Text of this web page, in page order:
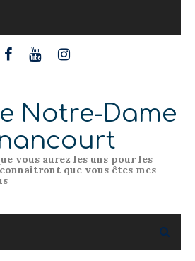
Notre-Dame
vous aurez les uns pour les
que vous êtes mes